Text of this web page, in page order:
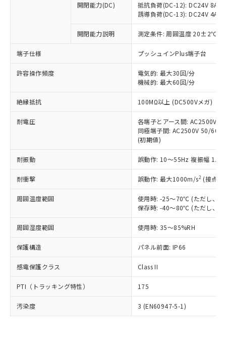
開閉能力(DC)
抵抗負荷(DC-12): DC24V 8A/
誘導負荷(DC-13): DC24V 4A/
開閉能力説明 測定条件: 周囲温度 20±2℃、
端子仕様 プッシュインPlus端子台
許容操作頻度
電気的: 最大30回/分
機械的: 最大60回/分
絶縁抵抗 100MΩ以上 (DC500Vメガ)
耐電圧
各端子とアース間: AC2500V
同極端子間: AC2500V 50/
(初期値)
耐振動 誤動作: 10～55Hz 複振幅
耐衝撃 誤動作: 最大1000m/s2 (接点
周囲温度範囲
使用時: -25～70℃ (ただし、氷
保存時: -40～80℃ (ただし、氷
周囲湿度範囲 使用時: 35～85%RH
保護構造 パネル前面: IP66
感電保護クラス Class II
PTI（トラッキング特性） 175
汚染度 3 (EN60947-5-1)
以下の条件をお読みいただき、同意のうえ
ご利用ください。
本サービスは、当社制御機器事業取扱
商品の当社在庫状況および標準価格
(税抜)を提供させていただくもので
当社制御機器事業取扱商品の中には、
本サービスの対象外となる商品もある
ことをご了承ください。
在庫状況および標準価格照会結果は、
記載している更新日時点での社内デー
タに基づき作成されるものであり、閲
覧された時点での実際の在庫および標
準価格とは異なる場合があることをご
正式な納期状況および標準価格はお客
様のお取引先、またはお客様担当のオ
ムロン制御機器販売店・当社販売員に
オムロン制御機器販売店や当社販売拠
販売ネットワーク
」をご確認
在庫状況および標準価格結果を当社の
事前の承諾なく第三者に漏洩または開
示しないようお願いします。
マイパーツ機能（部品リスト作成サー
ビス）をご利用いただくには、I-Web
対応予定なし：EU RoHS指令（10物質）の
非含有に非対応の商品で、対応品を出す予
調査・確認中：EU RoHS指令（10物質）の
非含有の対応状況を調査中または確認中の
商品です。
非該当品：ライセンス料など無形物で、有
害物質有無と関係のない商品です。
仕入先様の事情により、非含有部品として
いたものが、含有品と判明した場合などや
むを得ず変更することがあります。
鉛(Pb) 1000ppm以下、 水銀(Hg) 1000ppm以下、 カド
六価クロム(Cr(Ⅵ)) 1000ppm以下、ポリ臭化ビフェニル
類(PBB) 1000ppm以下、ポリ臭化ジフェニルエーテル類
ルベンジル（BBP） 1000ppm以下、フタル酸ジブチル
（DBP） 1000ppm以下、フタル酸ジイソブチル
但し、RoHS指令で産業用監視および制御機器に対する
適用除外項目は除く。
フタル酸エステル類の４物質については閾値を超える意
図的な使用がないことを確認しています。
部品在庫の切り替え状況などにより、予定
月が前後することがあります。
「○」：最大均質材料含有率が中国RoHSの
基準値以下であることを示します。
「×」：最大均質材料含有率が中国RoHSの
基準値を超えていることを示します。
「－」：未確認です。当社販売部門へお問
*中国RoHS10物質の基準値 (GB/T26572)：
Pb(鉛) :1000ppm、 Hg(水銀) : 1000ppm、 Cd(カドミウ
Cr(Ⅵ)(六価クロム) : 1000ppm、 PBBs(ポリ臭化ビフェ
ニル類) : 1000ppm、 PBDEs(ポリ臭化ジフェニルエーテ
ル類) : 1000ppm、
DBP(フタル酸ジブチル) : 1000ppm、 DIBP(フタル酸ジ
イソブチル) : 1000ppm、 BBP(フタル酸ブチルベンジ
DEHP(フタル酸ビス(2-エチルヘキシル)) : 1000ppm
「ｅ」：有害物質（10物質）のすべてが基
準値以下であることを示します。
「10」：通常の使用状況下において有害物
質が外部に漏えいし、環境に深刻な影響を
及ぼさない年数を意味します。
当社は、これら貴社製品のうち、外国
為替および外国貿易法に定める商品
（以下｢規制貨物等」という）を輸出
または国外への提供する場合は、日本
国政府の輸出許可(または役務取引許
可)を取得するなどの必要な手続きを
当社は規制貨物を破棄する場合は、完
全に破砕するなど、違法に輸出されな
いよう必要な手段を講じます。
当社は貴社製品を、核兵器、ミサイ
ル、化学兵器、生物兵器またはその他
武器並びにこれらの製造装置等に一切
当社は、貴社製品を第三者に販売する
場合は、上記1、2および3の内容を当
該第三者に通知します。また当社は、
販売先および販売に係わる関係者が違
法に輸出するおそれがある場合は、取
り引きをいたしません。
一定数以上の在庫あり
一定数には満たないが在庫あり
在庫なし(最新の在庫状況につ
いては、お客様のお取引先、ま
たはお客様担当のオムロン制御
機器販売店・当社販売員にご確
受注生産機種、また在庫状況の
情報を公開していない機種